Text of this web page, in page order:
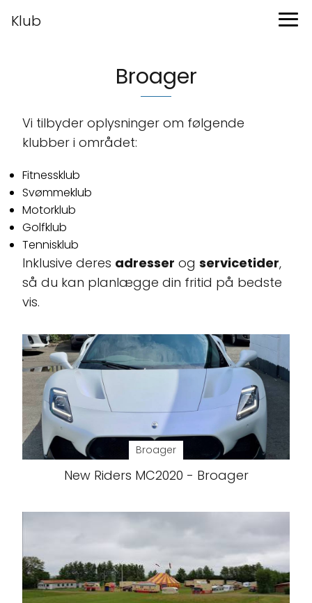
Klub
Broager
Vi tilbyder oplysninger om følgende
klubber i området:
Fitnessklub
Svømmeklub
Motorklub
Golfklub
Tennisklub
Inklusive deres adresser og servicetider,
så du kan planlægge din fritid på bedste
vis.
Broager
New Riders MC2020 - Broager